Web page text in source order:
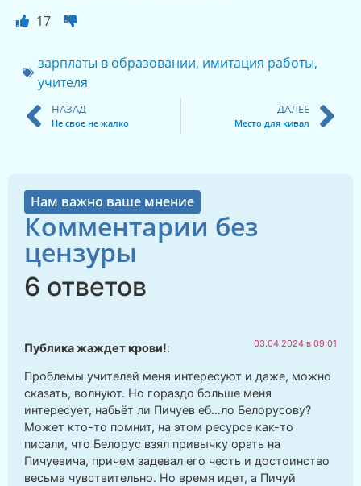
17
зарплаты в образовании, имитация работы,
учителя
НАЗАД
Не свое не жалко
ДАЛЕЕ
Место для кивал
Нам важно ваше мнение
Комментарии без
цензуры
6 ответов
Публика жаждет крови!: 03.04.2024 в 09:01
Проблемы учителей меня интересуют и даже, можно
сказать, волнуют. Но гораздо больше меня
интересует, набьёт ли Пичуев еб…ло Белорусову?
Может кто-то помнит, на этом ресурсе как-то
писали, что Белорус взял привычку орать на
Пичуевича, причем задевал его честь и достоинство
весьма чувствительно. Но время идет, а Пичуй